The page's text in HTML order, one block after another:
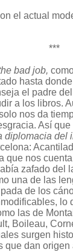
el actual
***
bad job,
hasta
el padre
a los libros.
nos da
Así
diplomacia del
que nos
zafado del
una de las
de los
lo
las de
Boileau,
surgen
que dan origen